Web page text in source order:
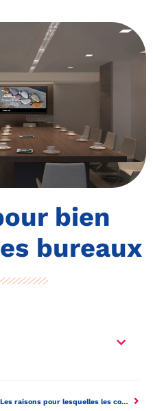
bien
bureaux
Les raisons pour lesquelles les communications internes sont importantes